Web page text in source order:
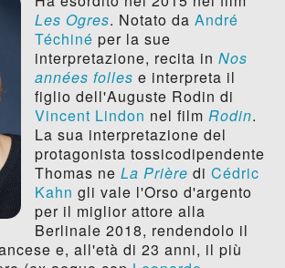
Les Ogres. Notato da André
Téchiné per la sue
interpretazione, recita in Nos
années folles e interpreta il
figlio dell'Auguste Rodin di
Vincent Lindon nel film Rodin.
La sua interpretazione del
protagonista tossicodipendente
Thomas ne La Prière di Cédric
Kahn gli vale l'Orso d'argento
per il miglior attore alla
Berlinale 2018, rendendolo il
e, all'età di 23 anni, il più